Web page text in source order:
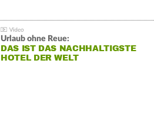
Urlaub ohne Reue:
DAS IST DAS NACHHALTIGSTE
HOTEL DER WELT